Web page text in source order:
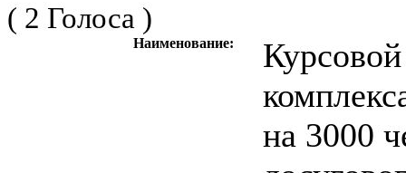
( 2 Голоса )
Наименование:
на 3000